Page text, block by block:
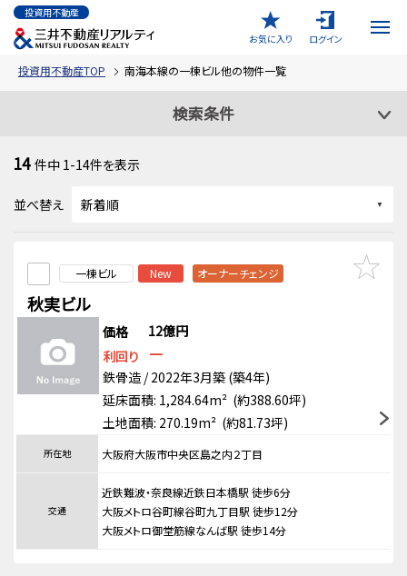
投資用不動産
お気に入り
ログイン
投資用不動産TOP 南海本線の一棟ビル他の物件一覧
検索条件
14 件中 1-14件を表示
並べ替え
一棟ビル New オーナーチェンジ
秋実ビル
価格
12億円
利回り
－
鉄骨造 / 2022年3月築 (築4年)
延床面積: 1,284.64m² (約388.60坪)
土地面積: 270.19m² (約81.73坪)
所在地 大阪府大阪市中央区島之内２丁目
交通
近鉄難波・奈良線近鉄日本橋駅 徒歩6分
大阪メトロ谷町線谷町九丁目駅 徒歩12分
大阪メトロ御堂筋線なんば駅 徒歩14分